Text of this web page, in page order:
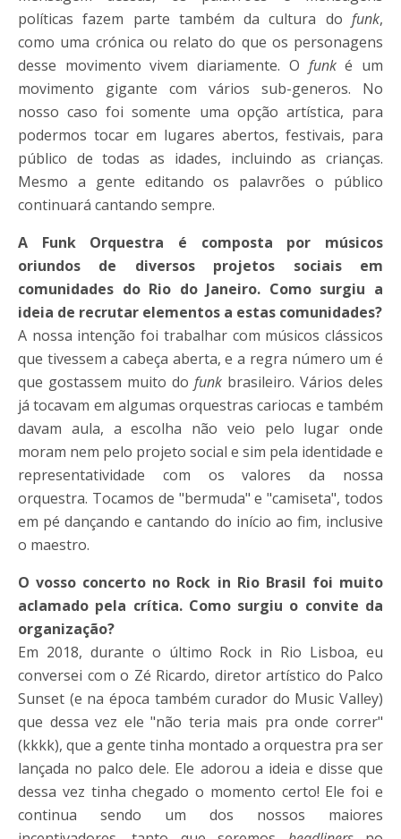
políticas fazem parte também da cultura do funk,
como uma crónica ou relato do que os personagens
desse movimento vivem diariamente. O funké um
movimento gigante com vários sub-generos. No
nosso caso foi somente uma opção artística, para
podermos tocar em lugares abertos, festivais, para
público de todas as idades, incluindo as crianças.
Mesmo a gente editando os palavrões o público
continuará cantando sempre.
A Funk Orquestra é composta por músicos
oriundos de diversos projetos sociais em
comunidades do Rio do Janeiro. Como surgiu a
ideia de recrutar elementos a estas comunidades?
A nossa intenção foi trabalhar com músicos clássicos
que tivessem a cabeça aberta, e a regra número um é
que gostassem muito do funk brasileiro. Vários deles
já tocavam em algumas orquestras cariocas e também
davam aula, a escolha não veio pelo lugar onde
moram nem pelo projeto social e sim pela identidade e
representatividade com os valores da nossa
orquestra. Tocamos de "bermuda" e "camiseta", todos
em pé dançando e cantando do início ao fim, inclusive
o maestro.
O vosso concerto no Rock in Rio Brasil foi muito
aclamado pela crítica. Como surgiu o convite da
organização?
Em 2018, durante o último Rock in Rio Lisboa, eu
conversei com o Zé Ricardo, diretor artístico do Palco
Sunset (e na época também curador do Music Valley)
que dessa vez ele "não teria mais pra onde correr"
(kkkk), que a gente tinha montado a orquestra pra ser
lançada no palco dele. Ele adorou a ideia e disse que
dessa vez tinha chegado o momento certo! Ele foi e
continua sendo um dos nossos maiores